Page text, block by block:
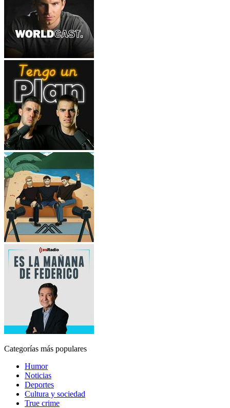
Categorías más populares
Humor
Noticias
Deportes
Cultura y sociedad
True crime